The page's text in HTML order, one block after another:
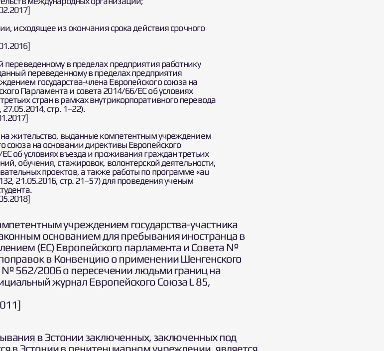
исходящее из окончания срока действия срочного
в пределах предприятия работнику
переведенному в пределах предприятия
государства-члена Европейского союза на
Парламента и совета 2014/66/ЕС об условиях
стран в рамках внутрикорпоративного перевода
стр. 1–22).
на жительство, выданные компетентным учреждением
союза на основании директивы Европейского
об условиях въезда и проживания граждан третьих
обучения, стажировок, волонтерской деятельности,
проектов, а также работы по программе «au
21.05.2016, стр. 21–57) для проведения ученым
учреждением государства-участника
основанием для пребывания иностранца в
(ЕС) Европейского парламента и Совета №
в Конвенцию о применении Шенгенского
№ 562/2006 о пересечении людьми границ на
журнал Европейского Союза L 85,
в Эстонии заключенных, заключенных под